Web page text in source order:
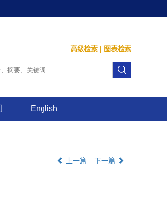
高级检索 | 图表检索
English
上一篇 下一篇